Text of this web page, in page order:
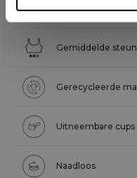
4-way stretch
Gemiddelde steun
Gerecycleerde
Uitneembare cups
Naadloos